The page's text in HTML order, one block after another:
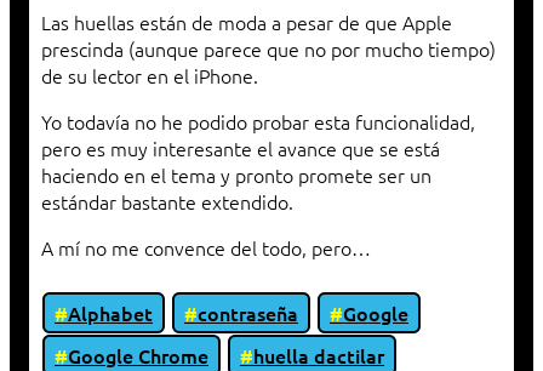
Las huellas están de moda a pesar de que Apple
prescinda (aunque parece que no por mucho tiempo)
de su lector en el iPhone.
Yo todavía no he podido probar esta funcionalidad,
pero es muy interesante el avance que se está
haciendo en el tema y pronto promete ser un
estándar bastante extendido.
A mí no me convence del todo, pero…
Alphabet contraseña
Google
Google Chrome
huella dactilar